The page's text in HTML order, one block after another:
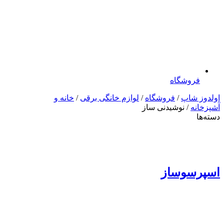
فروشگاه
اولدوز شاپ / فروشگاه / لوازم خانگی برقی / خانه و
آشپزخانه / نوشیدنی ساز
دسته‌ها
اسپرسوساز